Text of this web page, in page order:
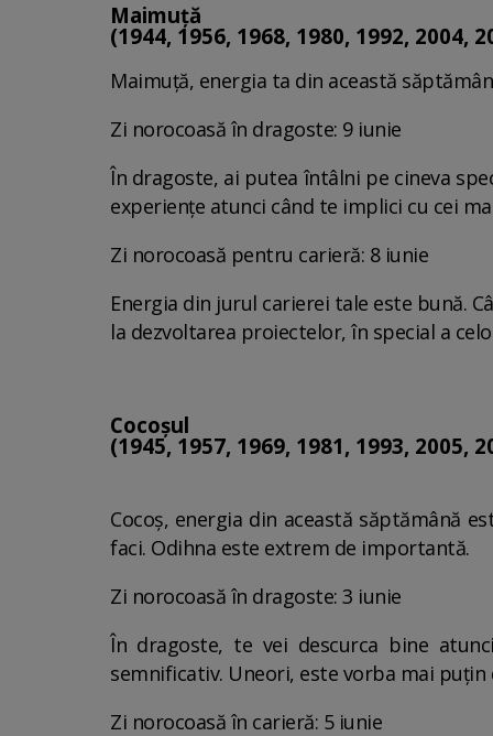
Maimuță
(1944, 1956, 1968, 1980, 1992, 2004,
Maimuță, energia ta din această
Zi norocoasă în dragoste: 9 iunie
În dragoste, ai putea întâlni pe cineva
experiențe atunci când te implici cu cei
Zi norocoasă pentru carieră: 8 iunie
Energia din jurul carierei tale este bună.
la dezvoltarea proiectelor, în special a
Cocoșul
(1945, 1957, 1969, 1981, 1993, 2005,
Cocoș, energia din această săptămână
faci. Odihna este extrem de importantă.
Zi norocoasă în dragoste: 3 iunie
În dragoste, te vei descurca bine
semnificativ. Uneori, este vorba mai
Zi norocoasă în carieră: 5 iunie